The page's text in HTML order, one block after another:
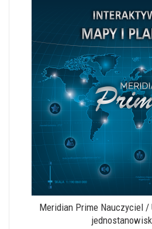
Meridian Prime Nauczyciel /